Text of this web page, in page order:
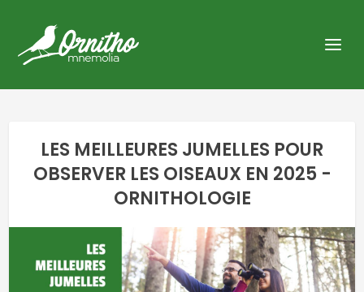
LES MEILLEURES JUMELLES POUR
OBSERVER LES OISEAUX EN 2025 -
ORNITHOLOGIE